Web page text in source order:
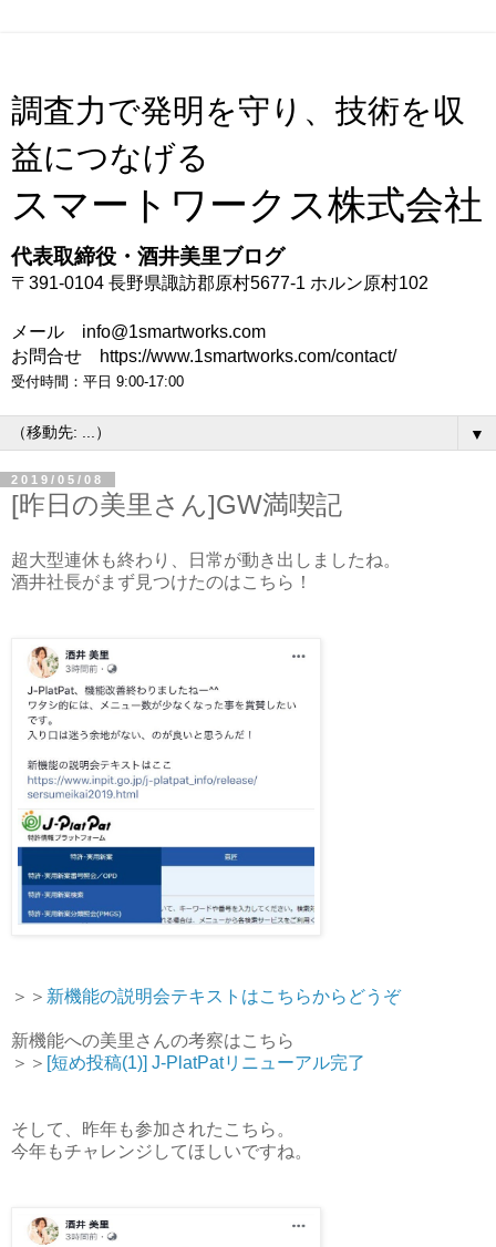
調査力で発明を守り、技術を収
益につなげる
スマートワークス株式会社
代表取締役・酒井美里ブログ
〒391-0104 長野県諏訪郡原村5677-1 ホルン原村102
メール info@1smartworks.com
お問合せ https://www.1smartworks.com/contact/
受付時間：平日 9:00-17:00
▼
2019/05/08
[昨日の美里さん]GW満喫記
超大型連休も終わり、日常が動き出しましたね。
酒井社長がまず見つけたのはこちら！
＞＞ 新機能の説明会テキストはこちらからどうぞ
新機能への美里さんの考察はこちら
＞＞ [短め投稿(1)] J-PlatPatリニューアル完了
そして、昨年も参加されたこちら。
今年もチャレンジしてほしいですね。